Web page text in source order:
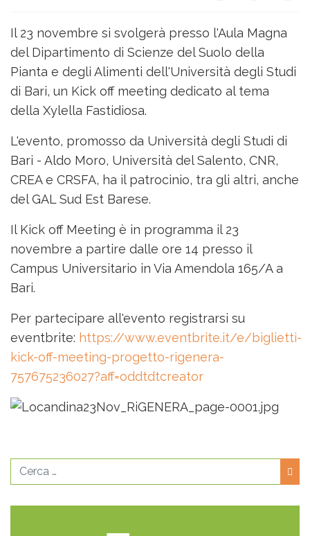
Il 23 novembre si svolgerà presso l'Aula Magna
del Dipartimento di Scienze del Suolo della
Pianta e degli Alimenti dell'Università degli Studi
di Bari, un Kick off meeting dedicato al tema
della Xylella Fastidiosa.
L'evento, promosso da Università degli Studi di
Bari - Aldo Moro, Università del Salento, CNR,
CREA e CRSFA, ha il patrocinio, tra gli altri, anche
del GAL Sud Est Barese.
Il Kick off Meeting è in programma il 23
novembre a partire dalle ore 14 presso il
Campus Universitario in Via Amendola 165/A a
Bari.
Per partecipare all'evento registrarsi su
eventbrite: https://www.eventbrite.it/e/biglietti-
kick-off-meeting-progetto-rigenera-
757675236027?aff=oddtdtcreator
Cerca